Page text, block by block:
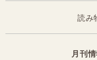
読み
月刊